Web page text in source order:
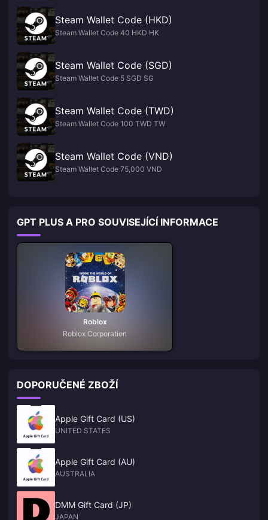
Steam Wallet Code (HKD)
Steam Wallet Code 40 HKD HK
Steam Wallet Code (SGD)
Steam Wallet Code 5 SGD SG
Steam Wallet Code (TWD)
Steam Wallet Code 100 TWD TW
Steam Wallet Code (VND)
Steam Wallet Code 75,000 VND
GPT PLUS A PRO SOUVISEJÍCÍ INFORMACE
Roblox
Roblox Corporation
DOPORUČENÉ ZBOŽÍ
Apple Gift Card (US)
UNITED STATES
Apple Gift Card (AU)
AUSTRALIA
DMM Gift Card (JP)
JAPAN